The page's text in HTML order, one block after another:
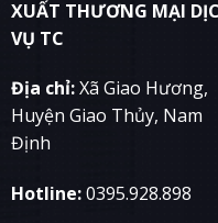
XUẤT THƯƠNG MẠI
VỤ TC
Địa chỉ:Xã Giao Hương,
Huyện Giao Thủy, Nam
Định
Hotline:0395.928.898